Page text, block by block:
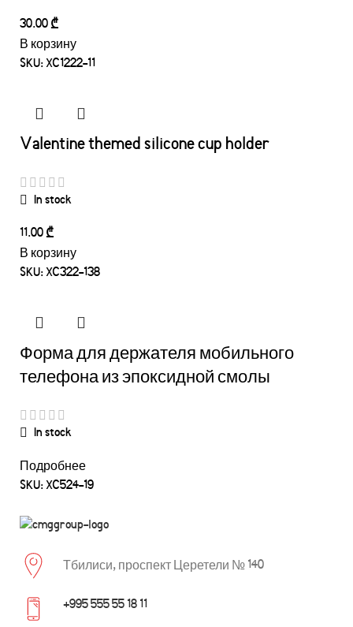
₾
В корзину
SKU:XC1222-11
Valentine themed silicone cup holder
In stock
₾
В корзину
SKU:XC322-138
Форма для держателя мобильного
телефона из эпоксидной смолы
In stock
Подробнее
SKU:XC524-19
Тбилиси, проспект Церетели № 140
+995 555 55 18 11